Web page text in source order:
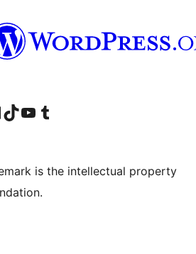
访问我们的 TikTok 账号访问我们的 YouTube 频道 访问我们的 Tumblr 账号
is the intellectual property